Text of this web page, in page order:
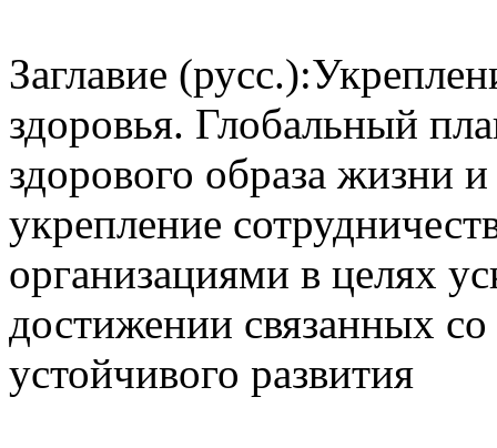
Заглавие (русс.):
здоровья. Глобальный
здорового образа жизни
укрепление
организациями в целях
достижении связанных
устойчивого развития